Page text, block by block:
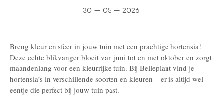
30 — 05 — 2026
Breng kleur en sfeer in jouw tuin met een prachtige hortensia!
Deze echte blikvanger bloeit van juni tot en met oktober en zorgt
maandenlang voor een kleurrijke tuin. Bij Belleplant vind je
hortensia’s in verschillende soorten en kleuren – er is altijd wel
eentje die perfect bij jouw tuin past.